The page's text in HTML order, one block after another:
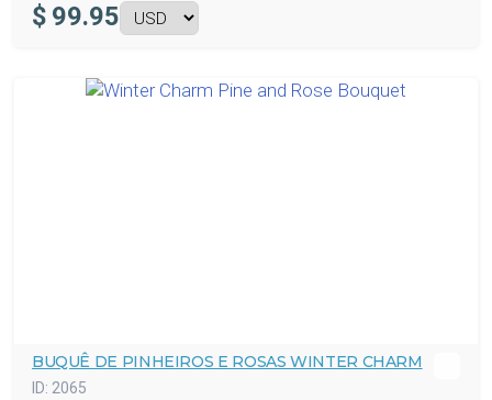
$ 99.95
BUQUÊ DE PINHEIROS E ROSAS WINTER CHARM
ID: 2065